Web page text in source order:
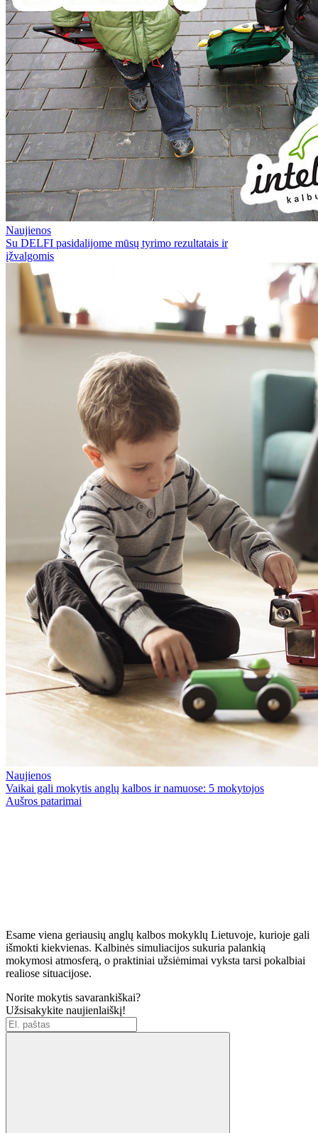
Naujienos
Su DELFI pasidalijome mūsų tyrimo rezultatais ir
įžvalgomis
Naujienos
Vaikai gali mokytis anglų kalbos ir namuose: 5 mokytojos
Aušros patarimai
Esame viena geriausių anglų kalbos mokyklų Lietuvoje, kurioje gali
išmokti kiekvienas. Kalbinės simuliacijos sukuria palankią
mokymosi atmosferą, o praktiniai užsiėmimai vyksta tarsi pokalbiai
realiose situacijose.
Norite mokytis savarankiškai?
Užsisakykite naujienlaiškį!